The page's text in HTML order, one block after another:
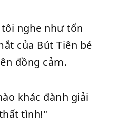
nghe như tổn
của Bút Tiên bé
đồng cảm.
khác đành giải
tình!"